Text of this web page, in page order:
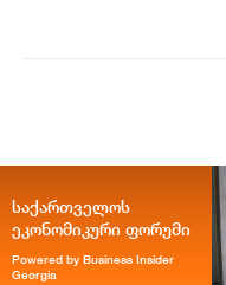
საქართველოს
ეკონომიკური ფორუმი
Powered by Business Insider
Georgia